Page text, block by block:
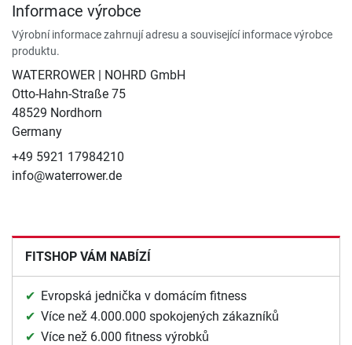
Informace výrobce
Výrobní informace zahrnují adresu a související informace výrobce
produktu.
WATERROWER | NOHRD GmbH
Otto-Hahn-Straße 75
48529 Nordhorn
Germany
+49 5921 17984210
info@waterrower.de
FITSHOP VÁM NABÍZÍ
Evropská jednička v domácím fitness
Více než 4.000.000 spokojených zákazníků
Více než 6.000 fitness výrobků